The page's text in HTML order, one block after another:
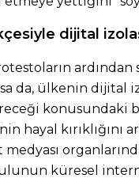
dijital
ardından
da, ülkenin dijital
konusundaki
hayal kırıklığını
küresel